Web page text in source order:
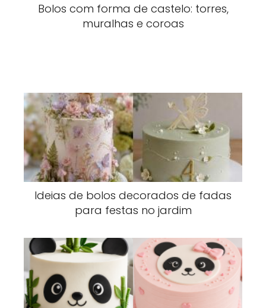
Bolos com forma de castelo: torres,
muralhas e coroas
Ideias de bolos decorados de fadas
para festas no jardim